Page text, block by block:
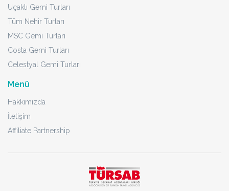
Uçaklı Gemi Turları
Tüm Nehir Turları
MSC Gemi Turları
Costa Gemi Turları
Celestyal Gemi Turları
Menü
Hakkımızda
İletişim
Affiliate Partnership